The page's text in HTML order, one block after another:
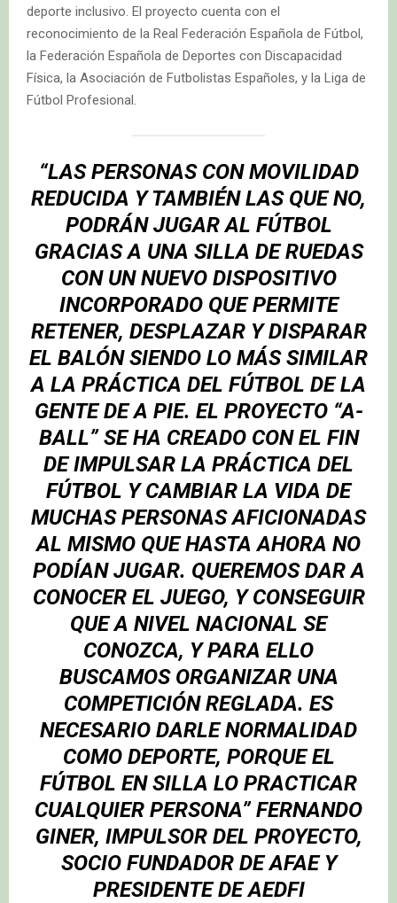
deporte inclusivo. El proyecto cuenta con el
reconocimiento de la Real Federación Española de Fútbol,
la Federación Española de Deportes con Discapacidad
Física, la Asociación de Futbolistas Españoles, y la Liga de
Fútbol Profesional.
“LAS PERSONAS CON MOVILIDAD
REDUCIDA Y TAMBIÉN LAS QUE NO,
PODRÁN JUGAR AL FÚTBOL
GRACIAS A UNA SILLA DE RUEDAS
CON UN NUEVO DISPOSITIVO
INCORPORADO QUE PERMITE
RETENER, DESPLAZAR Y DISPARAR
EL BALÓN SIENDO LO MÁS SIMILAR
A LA PRÁCTICA DEL FÚTBOL DE LA
GENTE DE A PIE. EL PROYECTO “A-
BALL” SE HA CREADO CON EL FIN
DE IMPULSAR LA PRÁCTICA DEL
FÚTBOL Y CAMBIAR LA VIDA DE
MUCHAS PERSONAS AFICIONADAS
AL MISMO QUE HASTA AHORA NO
PODÍAN JUGAR. QUEREMOS DAR A
CONOCER EL JUEGO, Y CONSEGUIR
QUE A NIVEL NACIONAL SE
CONOZCA, Y PARA ELLO
BUSCAMOS ORGANIZAR UNA
COMPETICIÓN REGLADA. ES
NECESARIO DARLE NORMALIDAD
COMO DEPORTE, PORQUE EL
FÚTBOL EN SILLA LO PRACTICAR
CUALQUIER PERSONA”FERNANDO
GINER, IMPULSOR DEL PROYECTO,
SOCIO FUNDADOR DE AFAE Y
PRESIDENTE DE AEDFI